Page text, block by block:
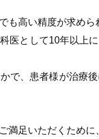
も高い精度が求めら
医として10年以上
で、患者様が治療
満足いただくため